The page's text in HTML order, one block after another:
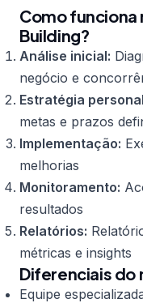
Como funciona
Building?
Análise inicial:
negócio e
Estratégia
metas e prazos
Implementação:
melhorias
Monitoramento:
resultados
Relatórios:
métricas e insights
Diferenciais do
Equipe